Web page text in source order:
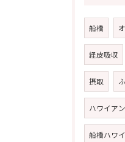
船橋
経皮吸収
摂取
ハワイア
船橋ハワ